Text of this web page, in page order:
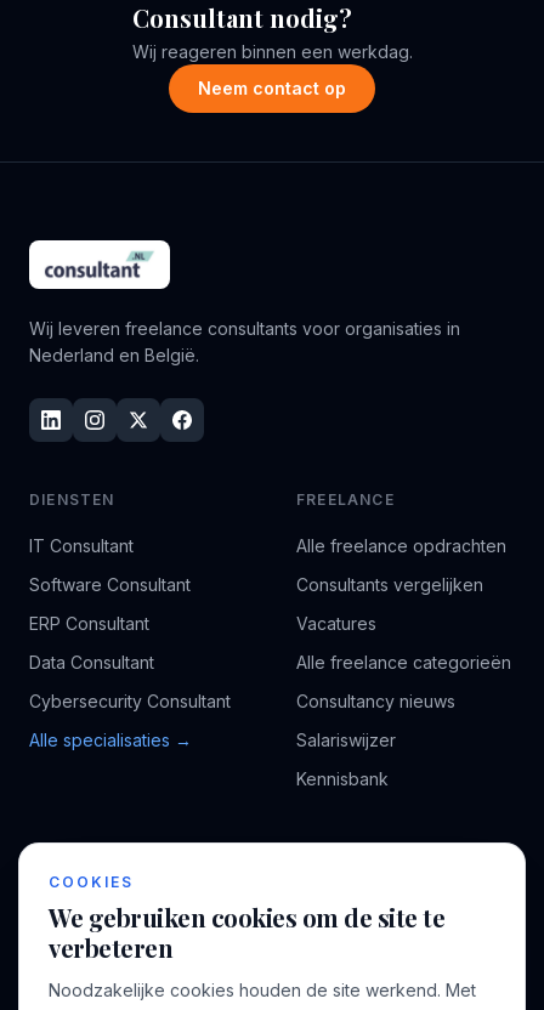
Consultant nodig?
Wij reageren binnen een werkdag.
Neem contact op
Wij leveren freelance consultants voor organisaties in
Nederland en België.
DIENSTEN
IT Consultant
Software Consultant
ERP Consultant
Data Consultant
Cybersecurity Consultant
Alle specialisaties →
FREELANCE
Alle freelance opdrachten
Consultants vergelijken
Vacatures
Alle freelance categorieën
Consultancy nieuws
Salariswijzer
Kennisbank
BEDRIJF
Bedrijven
VOOR CONSULTANTS
Inloggen
COOKIES
We gebruiken cookies om de site te
verbeteren
Noodzakelijke cookies houden de site werkend. Met